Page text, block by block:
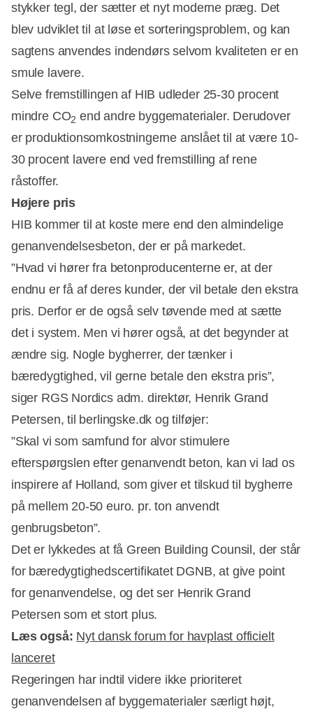
stykker tegl, der sætter et nyt moderne præg. Det
blev udviklet til at løse et sorteringsproblem, og kan
sagtens anvendes indendørs selvom kvaliteten er en
smule lavere.
Selve fremstillingen af HIB udleder 25-30 procent
mindre CO2 end andre byggematerialer. Derudover
er produktionsomkostningerne anslået til at være 10-
30 procent lavere end ved fremstilling af rene
råstoffer.
Højere pris
HIB kommer til at koste mere end den almindelige
genanvendelsesbeton, der er på markedet.
”Hvad vi hører fra betonproducenterne er, at der
endnu er få af deres kunder, der vil betale den ekstra
pris. Derfor er de også selv tøvende med at sætte
det i system. Men vi hører også, at det begynder at
ændre sig. Nogle bygherrer, der tænker i
bæredygtighed, vil gerne betale den ekstra pris”,
siger RGS Nordics adm. direktør, Henrik Grand
Petersen, til berlingske.dk og tilføjer:
”Skal vi som samfund for alvor stimulere
efterspørgslen efter genanvendt beton, kan vi lad os
inspirere af Holland, som giver et tilskud til bygherre
på mellem 20-50 euro. pr. ton anvendt
genbrugsbeton”.
Det er lykkedes at få Green Building Counsil, der står
for bæredygtighedscertifikatet DGNB, at give point
for genanvendelse, og det ser Henrik Grand
Petersen som et stort plus.
Læs også: Nyt dansk forum for havplast officielt
lanceret
Regeringen har indtil videre ikke prioriteret
genanvendelsen af byggematerialer særligt højt,